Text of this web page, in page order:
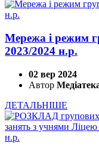
Мережа і режим
2023/2024 н.р.
02 вер 2024
Автор
ДЕТАЛЬНІШЕ